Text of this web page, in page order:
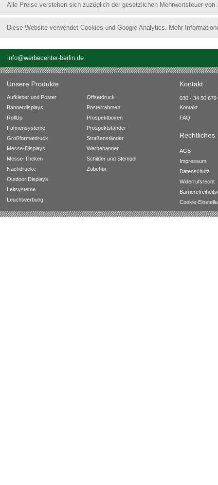
Alle Preise verstehen sich zuzüglich der gesetzlichen Mehrwertsteuer von
Diese Website verwendet Cookies und Google Analytics. Mehr
info@werbecenter-berlin.de
Unsere Produkte Kontakt
Aufkleber und Poster
Bannerdisplays
RollUp
Fahnensysteme
Großformatdruck
Messe-Displays
Messe-Theken
Nachdrucke
Outdoor Displays
Leitsysteme
Leuchtwerbung
Offsetdruck
Posterrahmen
Prospektboxen
Prospektständer
Straßenständer
Werbebanner
Schilder und Stempel
Zubehör
030 - 34 50 679
Kontakt
FAQ
Rechtliches
AGB
Impressum
Datenschutz
Widerrufsrecht
Cookie-